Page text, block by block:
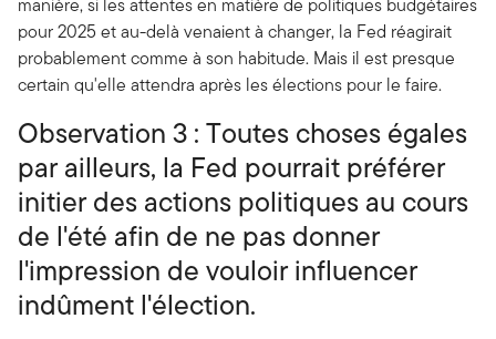
manière, si les attentes en matière de politiques budgétaires
pour 2025 et au-delà venaient à changer, la Fed réagirait
probablement comme à son habitude. Mais il est presque
certain qu'elle attendra après les élections pour le faire.
Observation 3 : Toutes choses égales
par ailleurs, la Fed pourrait préférer
initier des actions politiques au cours
de l'été afin de ne pas donner
l'impression de vouloir influencer
indûment l'élection.